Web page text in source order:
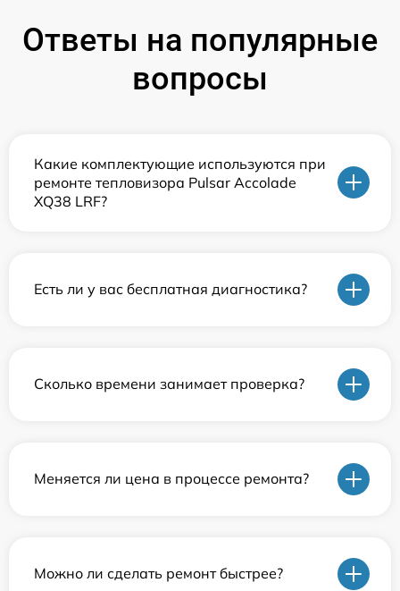
Ответы на популярные
вопросы
Какие комплектующие используются при
ремонте тепловизора Pulsar Accolade
XQ38 LRF?
Есть ли у вас бесплатная диагностика?
Сколько времени занимает проверка?
Меняется ли цена в процессе ремонта?
Можно ли сделать ремонт быстрее?